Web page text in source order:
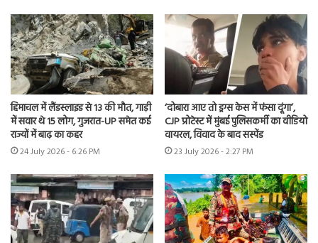
हिमाचल में लैंडस्लाइड से 13 की मौत, गाड़ी
में सवार थे 15 लोग, गुजरात-UP समेत कई
राज्यों में बाढ़ का कहर
24 July 2026 - 6:26 PM
‘दोबारा आए तो ड्रग्स केस में फंसा दूंगा’,
CJP प्रोटेस्ट में मुंबई पुलिसकर्मी का वीडियो
वायरल, विवाद के बाद सस्पेंड
23 July 2026 - 2:27 PM